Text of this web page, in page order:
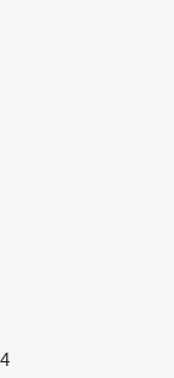
4